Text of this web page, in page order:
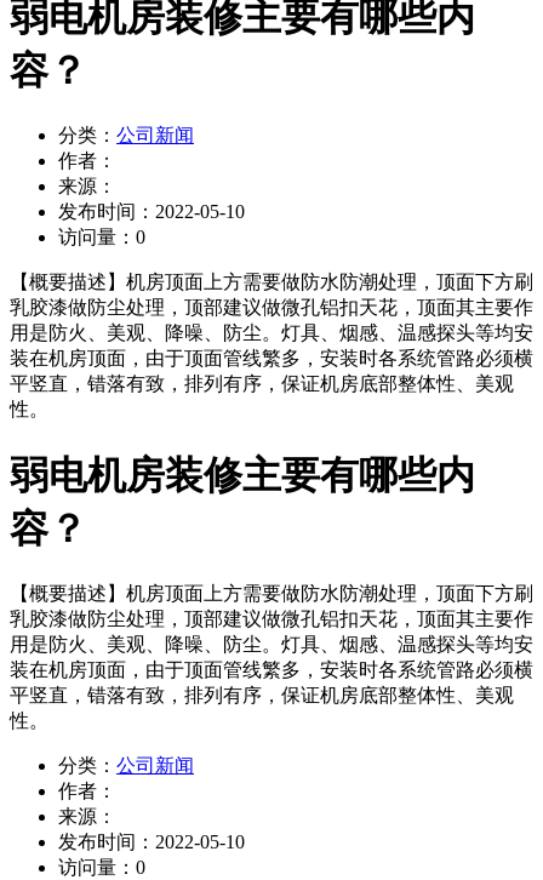
弱电机房装修主要有哪些内
容？
分类： 公司新闻
作者：
来源：
发布时间： 2022-05-10
访问量： 0
【概要描述】 机房顶面上方需要做防水防潮处理，顶面下方刷
乳胶漆做防尘处理，顶部建议做微孔铝扣天花，顶面其主要作
用是防火、美观、降噪、防尘。灯具、烟感、温感探头等均安
装在机房顶面，由于顶面管线繁多，安装时各系统管路必须横
平竖直，错落有致，排列有序，保证机房底部整体性、美观
性。
弱电机房装修主要有哪些内
容？
【概要描述】 机房顶面上方需要做防水防潮处理，顶面下方刷
乳胶漆做防尘处理，顶部建议做微孔铝扣天花，顶面其主要作
用是防火、美观、降噪、防尘。灯具、烟感、温感探头等均安
装在机房顶面，由于顶面管线繁多，安装时各系统管路必须横
平竖直，错落有致，排列有序，保证机房底部整体性、美观
性。
分类： 公司新闻
作者：
来源：
发布时间： 2022-05-10
访问量： 0